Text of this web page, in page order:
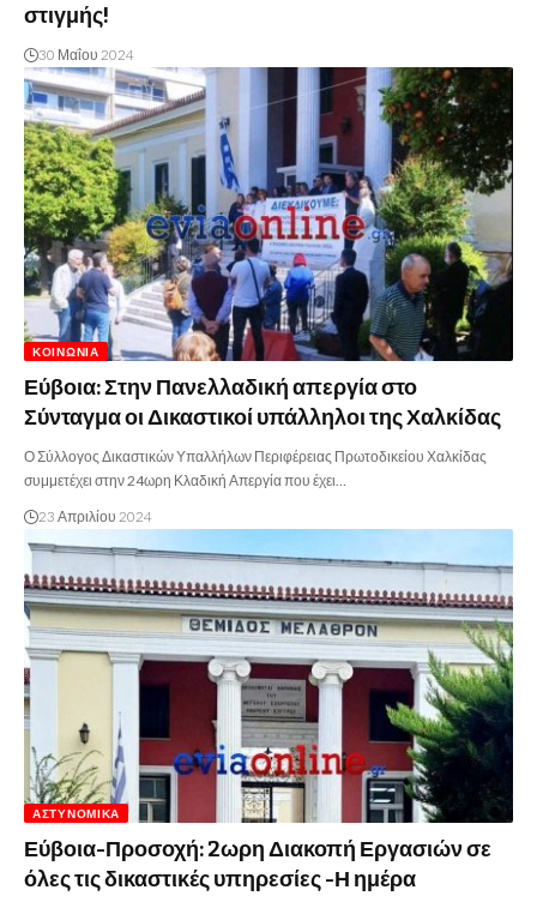
στιγμής!
30 Μαΐου 2024
ΚΟΙΝΩΝΊΑ
Εύβοια: Στην Πανελλαδική απεργία στο
Σύνταγμα οι Δικαστικοί υπάλληλοι της Χαλκίδας
Ο Σύλλογος Δικαστικών Υπαλλήλων Περιφέρειας Πρωτοδικείου Χαλκίδας
συμμετέχει στην 24ωρη Κλαδική Απεργία που έχει…
23 Απριλίου 2024
ΑΣΤΥΝΟΜΙΚΆ
Εύβοια-Προσοχή: 2ωρη Διακοπή Εργασιών σε
όλες τις δικαστικές υπηρεσίες -Η ημέρα